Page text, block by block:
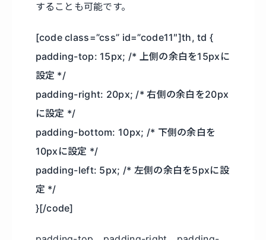
することも可能です。
[code class=”css” id=”code11″]th, td {
padding-top: 15px; /* 上側の余白を15pxに
設定 */
padding-right: 20px; /* 右側の余白を20px
に設定 */
padding-bottom: 10px; /* 下側の余白を
10pxに設定 */
padding-left: 5px; /* 左側の余白を5pxに設
定 */
}[/code]